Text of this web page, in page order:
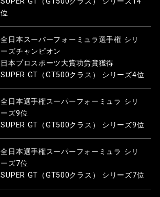
位
全日本スーパーフォーミュラ選手権 シリ
ーズチャンピオン
日本プロスポーツ大賞功労賞獲得
SUPER GT（GT500クラス） シリーズ4位
全日本選手権スーパーフォーミュラ シリ
ーズ9位
SUPER GT（GT500クラス） シリーズ9位
全日本選手権スーパーフォーミュラ シリ
ーズ7位
SUPER GT（GT500クラス） シリーズ7位